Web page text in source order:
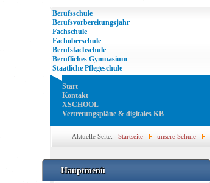
Berufsschule
Berufsvorbereitungsjahr
Fachschule
Fachoberschule
Berufsfachschule
Berufliches Gymnasium
Staatliche Pflegeschule
Start
Kontakt
XSCHOOL
Vertretungspläne & digitales KB
Aktuelle Seite:Startseite unsere Schule
Hauptmenü